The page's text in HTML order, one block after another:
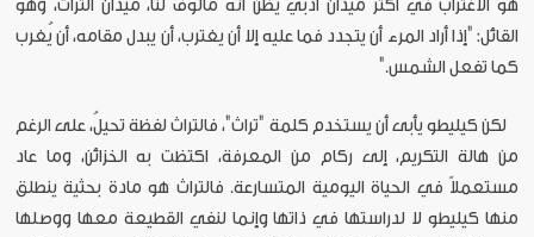
هو الاغتراب في أكثر ميدان أدبي يُظَن أنه مألوفٌ لنا، ميدان التراث، وهو
القائل: "إذا أراد المرء أن يتجدد فما عليه إلا أن يغترب، أن يبدل مقامه، أن يُغرب
كما تفعل الشمس."
لكن كيليطو يأبى أن يستخدم كلمة "تراث"، فالتراث لفظة تحيلُ، على الرغم
من هالة التكريم، إلى ركام من المعرفة، اكتظت به الخزائن، وما عاد
مستعملاً في الحياة اليومية المتسارعة. فالتراث هو مادة بحثية ينطلق
منها كيليطو لا لدراستها في ذاتها وإنما لنفي القطيعة معها ووصلها